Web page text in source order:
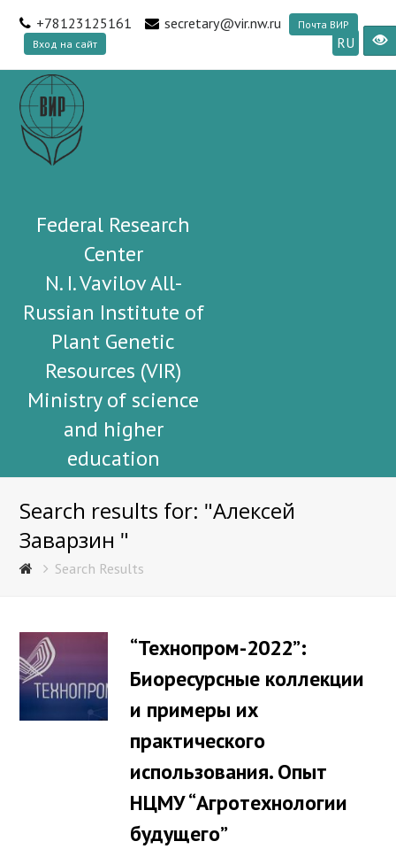
+78123125161 secretary@vir.nw.ru
Почта ВИР
Вход на сайт
RU
Federal Research
Center
N. I. Vavilov All-
Russian Institute of
Plant Genetic
Resources (VIR)
Ministry of science
and higher
education
Search results for: "Алексей
Заварзин "
Search Results
“Технопром-2022”:
Биоресурсные коллекции
и примеры их
практического
использования. Опыт
НЦМУ “Агротехнологии
будущего”